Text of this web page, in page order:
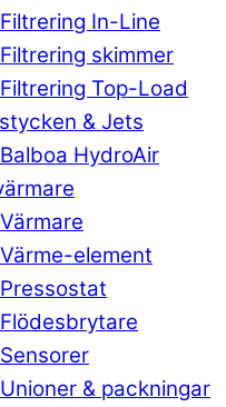
Filtrering In-Line
Filtrering skimmer
Filtrering Top-Load
& Jets
Balboa HydroAir
Värmare
Värme-element
Pressostat
Flödesbrytare
Sensorer
Unioner & packningar